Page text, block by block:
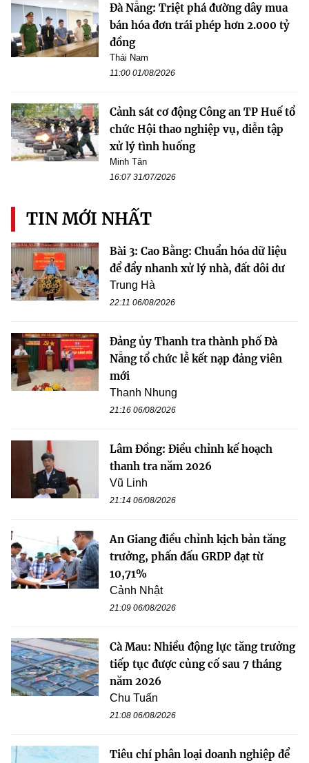
Đà Nẵng: Triệt phá đường dây mua
bán hóa đơn trái phép hơn 2.000 tỷ
đồng
Thái Nam
11:00 01/08/2026
Cảnh sát cơ động Công an TP Huế tổ
chức Hội thao nghiệp vụ, diễn tập
xử lý tình huống
Minh Tân
16:07 31/07/2026
TIN MỚI NHẤT
Bài 3: Cao Bằng: Chuẩn hóa dữ liệu
để đẩy nhanh xử lý nhà, đất dôi dư
Trung Hà
22:11 06/08/2026
Đảng ủy Thanh tra thành phố Đà
Nẵng tổ chức lễ kết nạp đảng viên
mới
Thanh Nhung
21:16 06/08/2026
Lâm Đồng: Điều chỉnh kế hoạch
thanh tra năm 2026
Vũ Linh
21:14 06/08/2026
An Giang điều chỉnh kịch bản tăng
trưởng, phấn đấu GRDP đạt từ
10,71%
Cảnh Nhật
21:09 06/08/2026
Cà Mau: Nhiều động lực tăng trưởng
tiếp tục được củng cố sau 7 tháng
năm 2026
Chu Tuấn
21:08 06/08/2026
Tiêu chí phân loại doanh nghiệp để